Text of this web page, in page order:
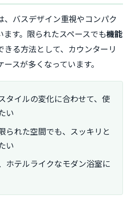
バスデザイン重視やコンパク
ます。限られたスペースでも機能
きる方法として、カウンターリ
スが多くなっています。
タイルの変化に合わせて、使
い
られた空間でも、スッキリと
い
ホテルライクなモダン浴室に